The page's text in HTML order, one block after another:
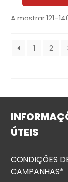
A mostrar
1 2
ÚTEIS
CONDIÇÕES
CAMPANHAS*